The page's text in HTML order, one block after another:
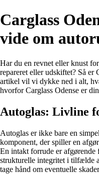
Carglass
vide om
Har du en revnet eller knust
repareret eller udskiftet? Så er
artikel vil vi dykke ned i alt,
hvorfor Carglass Odense er
Autoglas: Livline
Autoglas er ikke bare en
komponent, der spiller en
En intakt forrude er afgørende
strukturelle integritet i tilfælde
tage hånd om eventuelle